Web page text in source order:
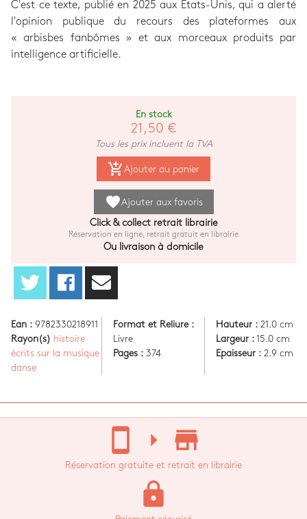
C'est ce texte, publié en 2025 aux États-Unis, qui a alerté
l'opinion publique du recours des plateformes aux
« arbisbes fanbômes » et aux morceaux produits par
intelligence artificielle.
En stock
21,50 €
Tous les prix incluent la TVA
add_shopping_cart Ajouter au panier
favoriteAjouter aux favoris
Click & collect retrait librairie
Réservation en ligne, retrait gratuit en librairie
Ou livraison à domicile
Ean : 9782330218911
Rayon(s) histoire
écrits sur la musique
danse
Format et Reliure :
Livre
Pages : 374
Hauteur :21.0 cm
Largeur :15.0 cm
Epaisseur :2.9 cm
stay_current_portrait arrow_right store_mall_directory
Réservation gratuite et retrait en librairie
lock